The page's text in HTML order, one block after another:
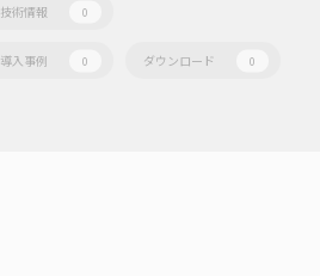
技術情報 0
導入事例 0 ダウンロード 0